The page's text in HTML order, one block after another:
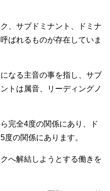
、サブドミナント、ドミナ
ばれるものが存在していま
なる主音の事を指し、サブ
トは属音、リーディングノ
完全4度の関係にあり、ド
度の関係にあります。
へ解結しようとする働きを